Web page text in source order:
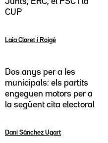
CUP
Laia Claret i Roigé
Dos anys per a les
municipals: els partits
engeguen motors per a
la següent cita electoral
Dani Sánchez Ugart